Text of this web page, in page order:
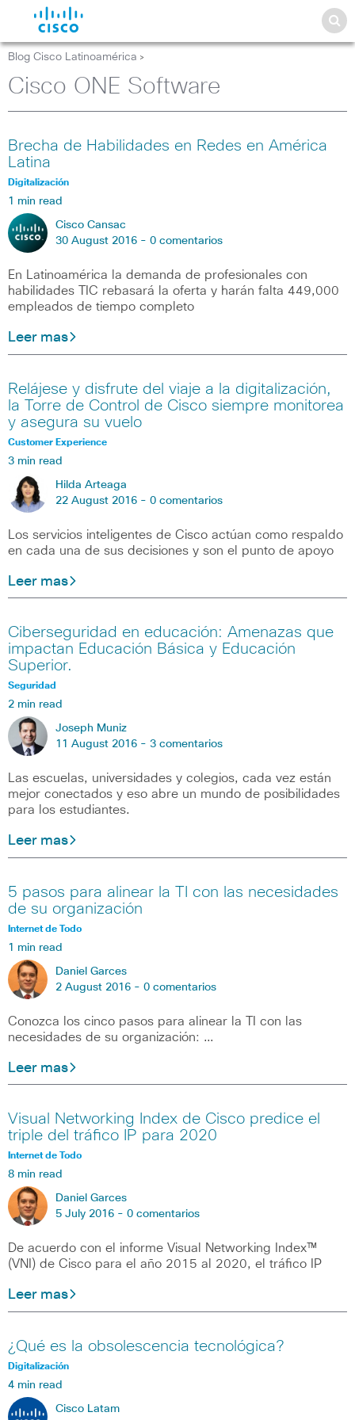
Blog Cisco Latinoamérica >
Cisco ONE Software
Brecha de Habilidades en Redes en América
Latina
Digitalización
1 min read
Cisco Cansac
30 August 2016 - 0 comentarios
En Latinoamérica la demanda de profesionales con
habilidades TIC rebasará la oferta y harán falta 449,000
empleados de tiempo completo
Leer mas
Relájese y disfrute del viaje a la digitalización,
la Torre de Control de Cisco siempre monitorea
y asegura su vuelo
Customer Experience
3 min read
Hilda Arteaga
22 August 2016 - 0 comentarios
Los servicios inteligentes de Cisco actúan como respaldo
en cada una de sus decisiones y son el punto de apoyo
Leer mas
Ciberseguridad en educación: Amenazas que
impactan Educación Básica y Educación
Superior.
Seguridad
2 min read
Joseph Muniz
11 August 2016 - 3 comentarios
Las escuelas, universidades y colegios, cada vez están
mejor conectados y eso abre un mundo de posibilidades
para los estudiantes.
Leer mas
5 pasos para alinear la TI con las necesidades
de su organización
Internet de Todo
1 min read
Daniel Garces
2 August 2016 - 0 comentarios
Conozca los cinco pasos para alinear la TI con las
necesidades de su organización: …
Leer mas
Visual Networking Index de Cisco predice el
triple del tráfico IP para 2020
Internet de Todo
8 min read
Daniel Garces
5 July 2016 - 0 comentarios
De acuerdo con el informe Visual Networking Index™
(VNI) de Cisco para el año 2015 al 2020, el tráfico IP
Leer mas
¿Qué es la obsolescencia tecnológica?
Digitalización
4 min read
Cisco Latam